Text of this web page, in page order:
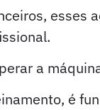
esses
a
é